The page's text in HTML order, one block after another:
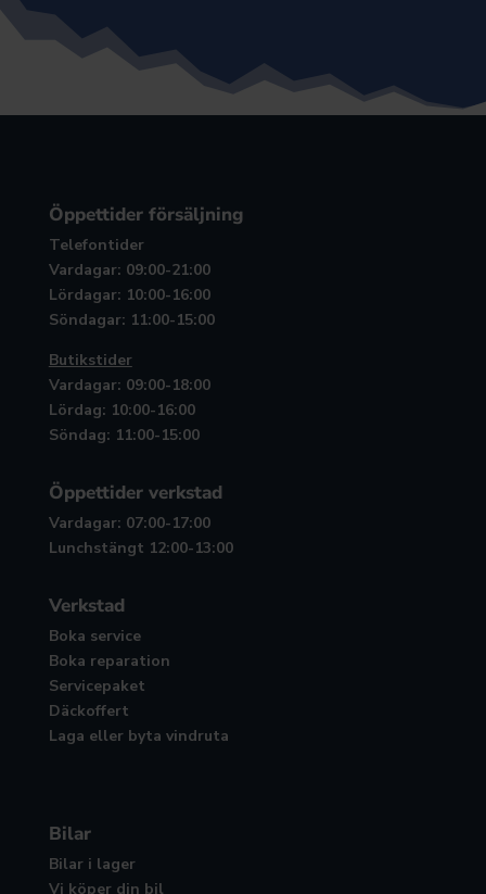
Öppettider försäljning
Telefontider
Vardagar: 09:00-21:00
Lördagar: 10:00-16:00
Söndagar: 11:00-15:00
Butikstider
Vardagar: 09:00-18:00
Lördag: 10:00-16:00
Söndag: 11:00-15:00
Öppettider verkstad
Vardagar: 07:00-17:00
Lunchstängt 12:00-13:00
Verkstad
Boka service
Boka reparation
Servicepaket
Däckoffert
Laga eller byta vindruta
Bilar
Bilar i lager
Vi köper din bil